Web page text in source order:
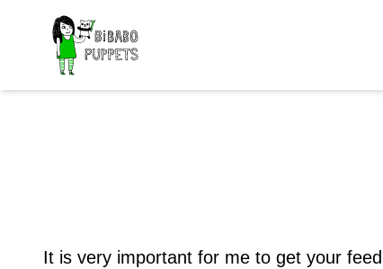
It is very important for me to get your